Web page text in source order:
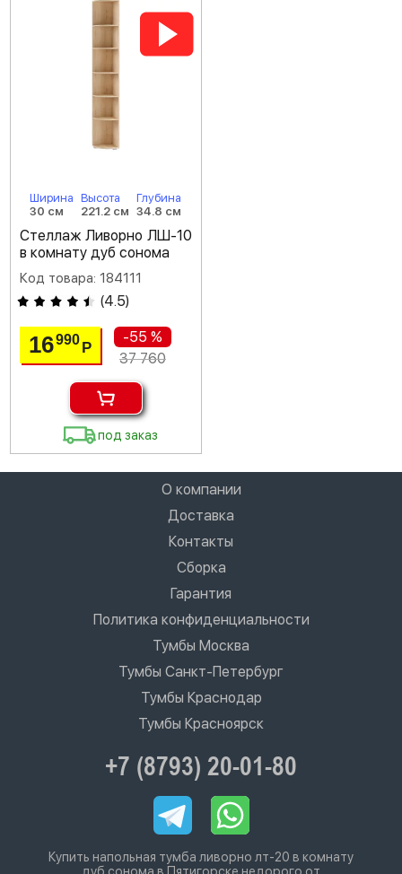
Ширина
30 см
Высота
221.2 см
Глубина
34.8 см
Стеллаж Ливорно ЛШ-10
в комнату дуб сонома
Код товара: 184111
(4.5)
16990Р
-55 %
37 760
под заказ
О компании
Доставка
Контакты
Сборка
Гарантия
Политика конфиденциальности
Тумбы Москва
Тумбы Санкт-Петербург
Тумбы Краснодар
Тумбы Красноярск
+7 (8793) 20-01-80
Купить напольная тумба ливорно лт-20 в комнату